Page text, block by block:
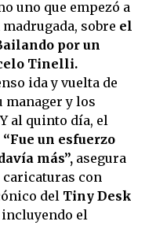
uno que empezó a
sobre el
por un
Tinelli.
ida y vuelta de
manager y los
al quinto día, el
“Fue un esfuerzo
más”, asegura
caricaturas con
del Tiny Desk
incluyendo el